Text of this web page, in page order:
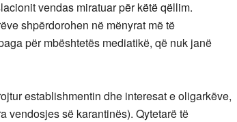
vendas miratuar për këtë qëllim.
shpërdorohen në mënyrat më të
për mbështetës mediatikë, që nuk janë
establishmentin dhe interesat e oligarkëve,
vendosjes së karantinës). Qytetarë të